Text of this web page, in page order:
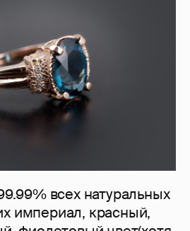
всех натуральных
империал, красный,